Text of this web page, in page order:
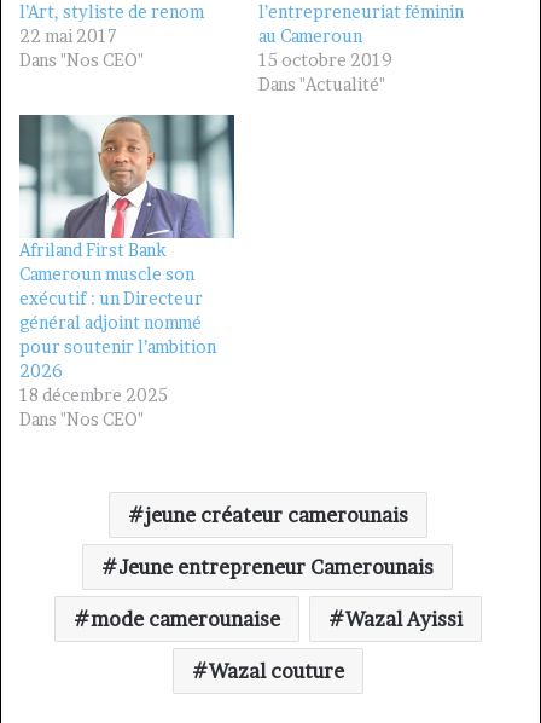
l’Art, styliste de renom
22 mai 2017
Dans "Nos CEO"
l’entrepreneuriat féminin
au Cameroun
15 octobre 2019
Dans "Actualité"
Afriland First Bank
Cameroun muscle son
exécutif : un Directeur
général adjoint nommé
pour soutenir l’ambition
2026
18 décembre 2025
Dans "Nos CEO"
jeune créateur camerounais
Jeune entrepreneur Camerounais
mode camerounaise Wazal Ayissi
Wazal couture